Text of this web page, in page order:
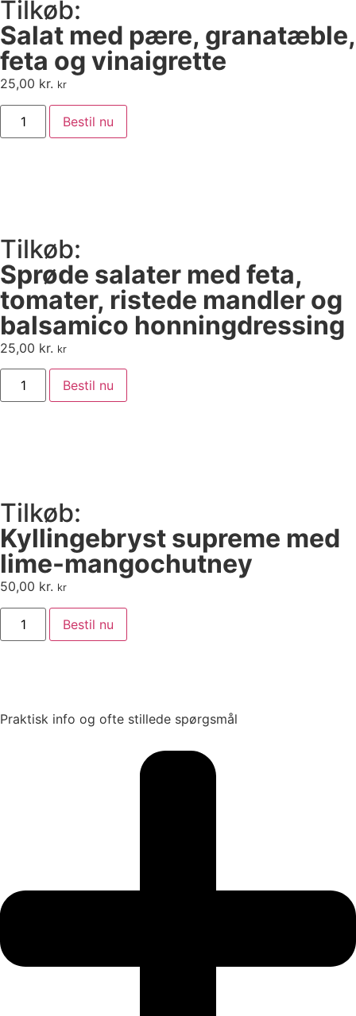
Tilkøb:
Salat med pære, granatæble,
feta og vinaigrette
25,00 kr. kr
Bestil nu
Tilkøb:
Sprøde salater med feta,
tomater, ristede mandler og
balsamico honningdressing
25,00 kr. kr
Bestil nu
Tilkøb:
Kyllingebryst supreme med
lime-mangochutney
50,00 kr. kr
Bestil nu
Praktisk info og ofte stillede spørgsmål